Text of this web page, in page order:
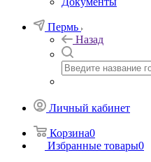
Пермь
Назад
Личный кабинет
Корзина0
Избранные товары0